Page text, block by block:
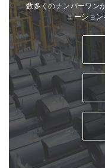
数多くのナンバーワン
ューショ